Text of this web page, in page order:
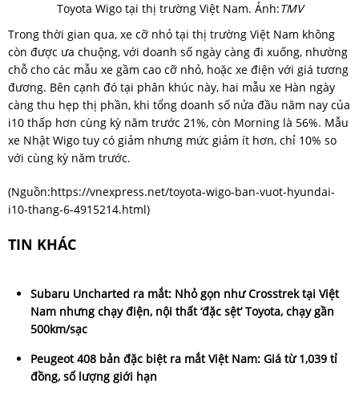
Toyota Wigo tại thị trường Việt Nam. Ảnh:TMV
Trong thời gian qua, xe cỡ nhỏ tại thị trường Việt Nam không
còn được ưa chuộng, với doanh số ngày càng đi xuống, nhường
chỗ cho các mẫu xe gầm cao cỡ nhỏ, hoặc xe điện với giá tương
đương. Bên cạnh đó tại phân khúc này, hai mẫu xe Hàn ngày
càng thu hẹp thị phần, khi tổng doanh số nửa đầu năm nay của
i10 thấp hơn cùng kỳ năm trước 21%, còn Morning là 56%. Mẫu
xe Nhật Wigo tuy có giảm nhưng mức giảm ít hơn, chỉ 10% so
với cùng kỳ năm trước.
(Nguồn:https://vnexpress.net/toyota-wigo-ban-vuot-hyundai-
i10-thang-6-4915214.html)
TIN KHÁC
Subaru Uncharted ra mắt: Nhỏ gọn như Crosstrek tại Việt
Nam nhưng chạy điện, nội thất ‘đặc sệt’ Toyota, chạy gần
500km/sạc
Peugeot 408 bản đặc biệt ra mắt Việt Nam: Giá từ 1,039 tỉ
đồng, số lượng giới hạn